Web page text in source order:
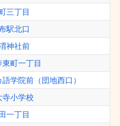
三丁目
駅北口
神社前
町一丁目
学院前（団地西口）
寺小学校
一丁目